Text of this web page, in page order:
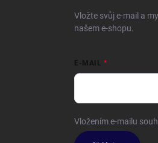
Vložte svůj e-mail a
našem e-shopu.
E-MAIL
Vložením e-mailu